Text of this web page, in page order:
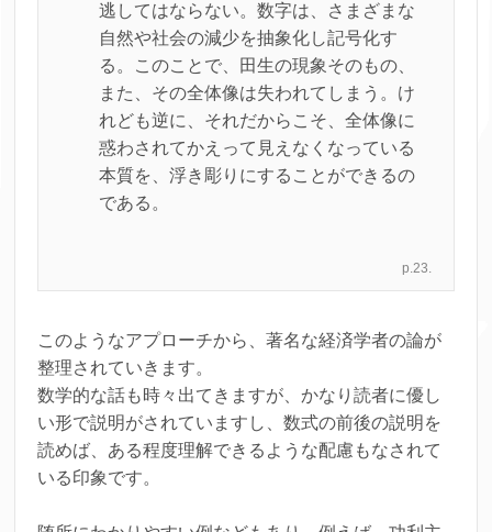
逃してはならない。数字は、さまざまな
自然や社会の減少を抽象化し記号化す
る。このことで、田生の現象そのもの、
また、その全体像は失われてしまう。け
れども逆に、それだからこそ、全体像に
惑わされてかえって見えなくなっている
本質を、浮き彫りにすることができるの
である。
p.23.
このようなアプローチから、著名な経済学者の論が
整理されていきます。
数学的な話も時々出てきますが、かなり読者に優し
い形で説明がされていますし、数式の前後の説明を
読めば、ある程度理解できるような配慮もなされて
いる印象です。